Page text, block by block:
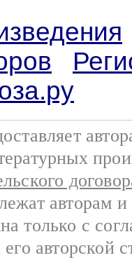
авторам
только с
авторской